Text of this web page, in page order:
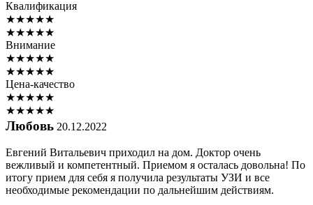
Квалификация
★★★★★
★★★★★
Внимание
★★★★★
★★★★★
Цена-качество
★★★★★
★★★★★
Любовь 20.12.2022
Евгений Витальевич приходил на дом. Доктор очень
вежливый и компетентный. Приемом я осталась довольна! По
итогу прием для себя я получила результаты УЗИ и все
необходимые рекомендации по дальнейшим действиям.